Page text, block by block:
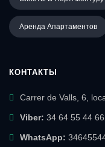
Аренда Апартаментов
КОНТАКТЫ
Carrer de Valls, 6,
Viber: 34 64 55 44
WhatsApp: